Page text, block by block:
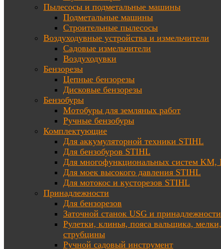
Пылесосы и подметальные машины
Подметальные машины
Строительные пылесосы
Воздуходувные устройства и измельчители
Садовые измельчители
Воздуходувки
Бензорезы
Цепные бензорезы
Дисковые бензорезы
Бензобуры
Мотобуры для земляных работ
Ручные бензобуры
Комплектующие
Для аккумуляторной техники STIHL
Для бензобуров STIHL
Для многофункциональных систем KM,
Для моек высокого давления STIHL
Для мотокос и кусторезов STIHL
Принадлежности
Для бензорезов
Заточной станок USG и принадлежности
Рулетки, клинья, пояса вальщика, мелки,
струбцины
Ручной садовый инструмент